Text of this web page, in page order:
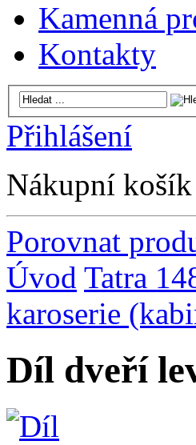
Kamenná
Kontakty
Přihlášení
Nákupní košík
Porovnat
Úvod Tatra
karoserie
Díl dveří